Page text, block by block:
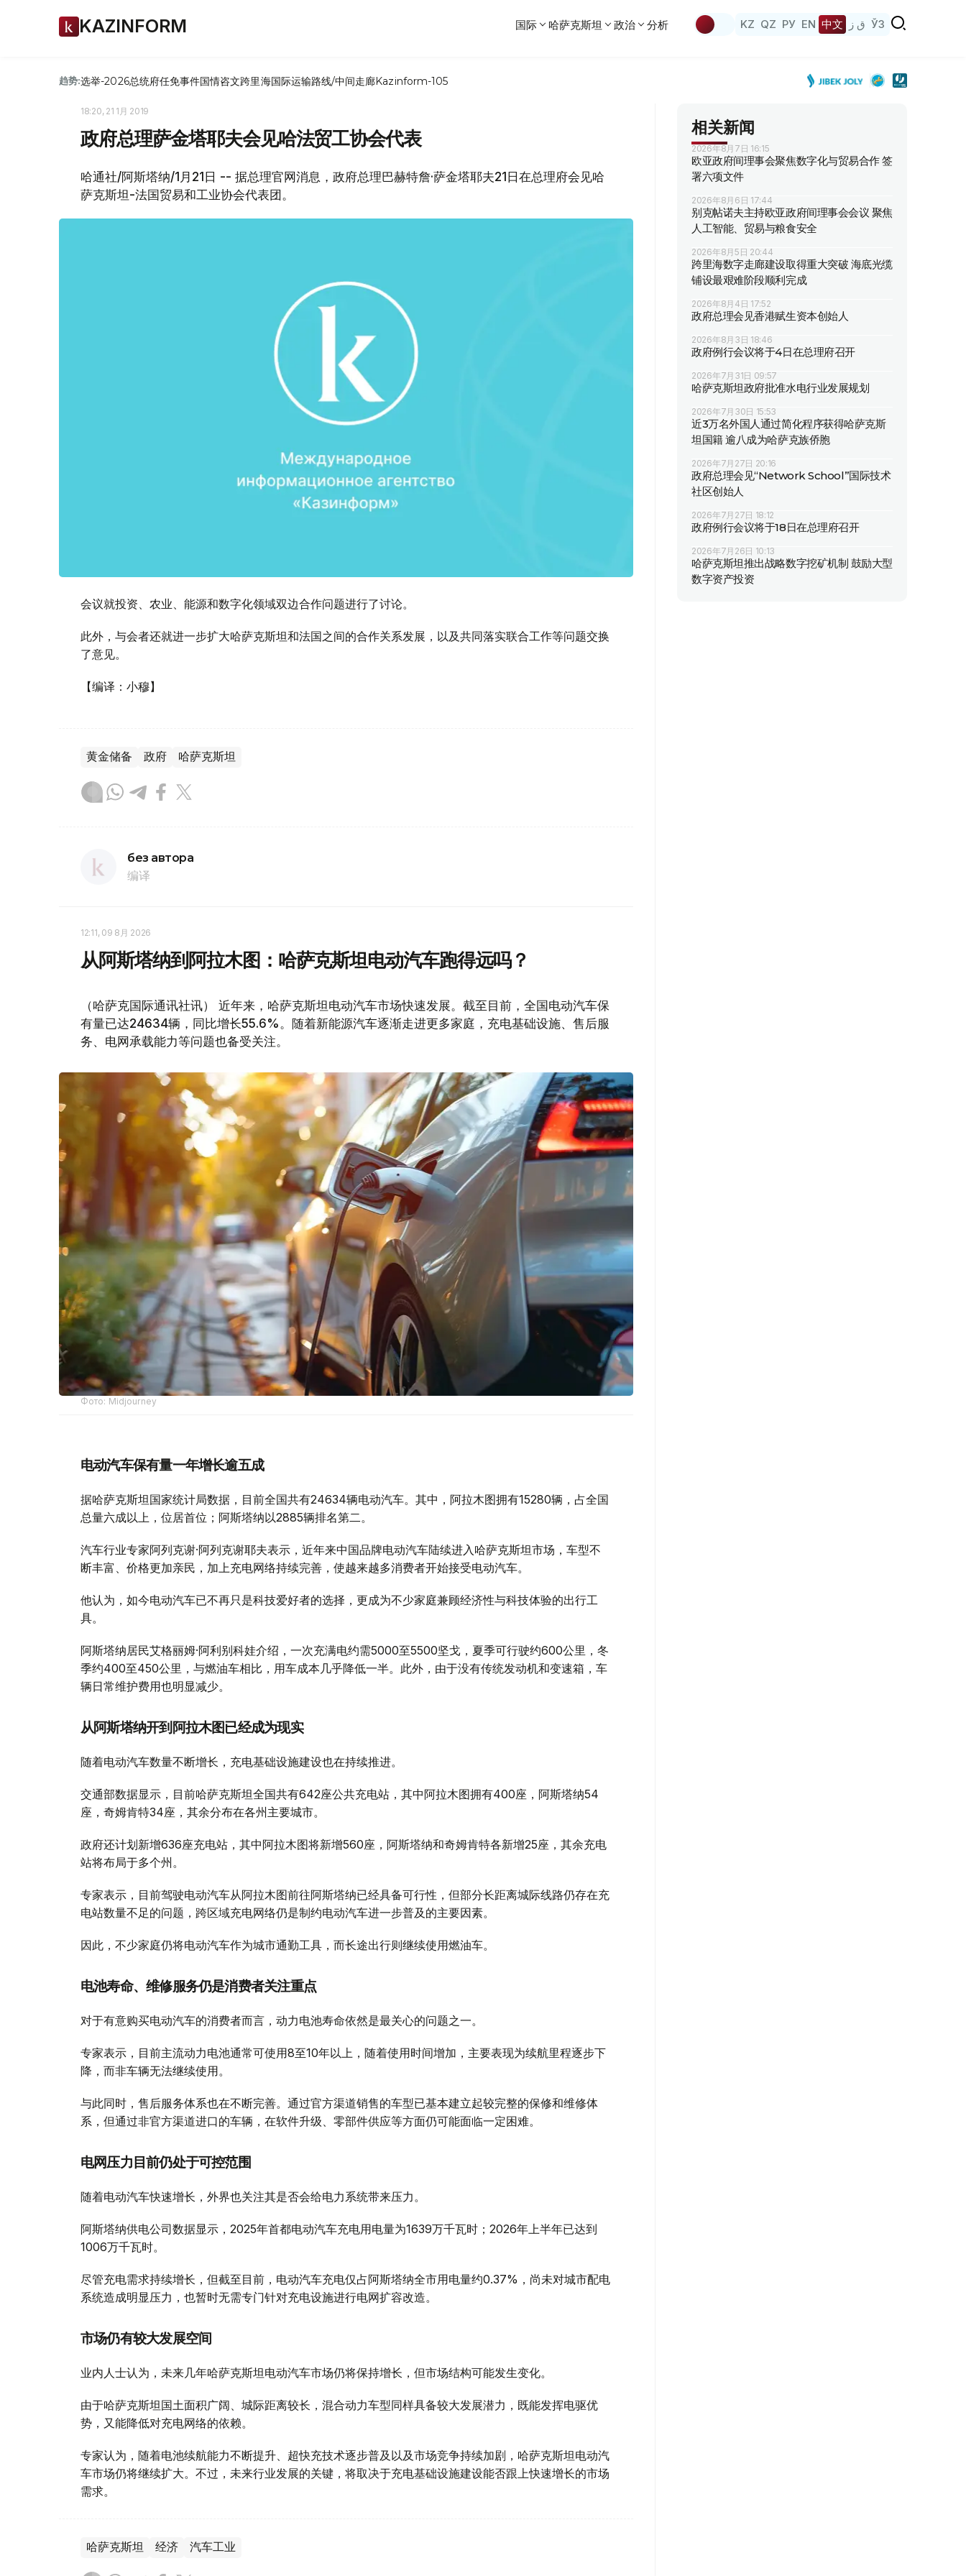
KAZINFORM 国际 哈萨克斯坦 政治 分析 KZ QZ РУ EN 中文 ق ز ЎЗ
趋势:选举-2026总统府任免事件国情咨文跨里海国际运输路线/中间走廊Kazinform-105
18:20, 21 1月 2019
政府总理萨金塔耶夫会见哈法贸工协会代表
哈通社/阿斯塔纳/1月21日 -- 据总理官网消息，政府总理巴赫特詹·萨金塔耶夫21日在总理府会见哈
萨克斯坦-法国贸易和工业协会代表团。
会议就投资、农业、能源和数字化领域双边合作问题进行了讨论。
此外，与会者还就进一步扩大哈萨克斯坦和法国之间的合作关系发展，以及共同落实联合工作等问题交换
了意见。
【编译：小穆】
黄金储备 政府 哈萨克斯坦
без автора
编译
12:11, 09 8月 2026
从阿斯塔纳到阿拉木图：哈萨克斯坦电动汽车跑得远吗？
（哈萨克国际通讯社讯） 近年来，哈萨克斯坦电动汽车市场快速发展。截至目前，全国电动汽车保
有量已达24634辆，同比增长55.6%。随着新能源汽车逐渐走进更多家庭，充电基础设施、售后服
务、电网承载能力等问题也备受关注。
Фото: Midjourney
电动汽车保有量一年增长逾五成
据哈萨克斯坦国家统计局数据，目前全国共有24634辆电动汽车。其中，阿拉木图拥有15280辆，占全国
总量六成以上，位居首位；阿斯塔纳以2885辆排名第二。
汽车行业专家阿列克谢·阿列克谢耶夫表示，近年来中国品牌电动汽车陆续进入哈萨克斯坦市场，车型不
断丰富、价格更加亲民，加上充电网络持续完善，使越来越多消费者开始接受电动汽车。
他认为，如今电动汽车已不再只是科技爱好者的选择，更成为不少家庭兼顾经济性与科技体验的出行工
具。
阿斯塔纳居民艾格丽姆·阿利别科娃介绍，一次充满电约需5000至5500坚戈，夏季可行驶约600公里，冬
季约400至450公里，与燃油车相比，用车成本几乎降低一半。此外，由于没有传统发动机和变速箱，车
辆日常维护费用也明显减少。
从阿斯塔纳开到阿拉木图已经成为现实
随着电动汽车数量不断增长，充电基础设施建设也在持续推进。
交通部数据显示，目前哈萨克斯坦全国共有642座公共充电站，其中阿拉木图拥有400座，阿斯塔纳54
座，奇姆肯特34座，其余分布在各州主要城市。
政府还计划新增636座充电站，其中阿拉木图将新增560座，阿斯塔纳和奇姆肯特各新增25座，其余充电
站将布局于多个州。
专家表示，目前驾驶电动汽车从阿拉木图前往阿斯塔纳已经具备可行性，但部分长距离城际线路仍存在充
电站数量不足的问题，跨区域充电网络仍是制约电动汽车进一步普及的主要因素。
因此，不少家庭仍将电动汽车作为城市通勤工具，而长途出行则继续使用燃油车。
电池寿命、维修服务仍是消费者关注重点
对于有意购买电动汽车的消费者而言，动力电池寿命依然是最关心的问题之一。
专家表示，目前主流动力电池通常可使用8至10年以上，随着使用时间增加，主要表现为续航里程逐步下
降，而非车辆无法继续使用。
与此同时，售后服务体系也在不断完善。通过官方渠道销售的车型已基本建立起较完整的保修和维修体
系，但通过非官方渠道进口的车辆，在软件升级、零部件供应等方面仍可能面临一定困难。
电网压力目前仍处于可控范围
随着电动汽车快速增长，外界也关注其是否会给电力系统带来压力。
阿斯塔纳供电公司数据显示，2025年首都电动汽车充电用电量为1639万千瓦时；2026年上半年已达到
1006万千瓦时。
尽管充电需求持续增长，但截至目前，电动汽车充电仅占阿斯塔纳全市用电量约0.37%，尚未对城市配电
系统造成明显压力，也暂时无需专门针对充电设施进行电网扩容改造。
市场仍有较大发展空间
业内人士认为，未来几年哈萨克斯坦电动汽车市场仍将保持增长，但市场结构可能发生变化。
由于哈萨克斯坦国土面积广阔、城际距离较长，混合动力车型同样具备较大发展潜力，既能发挥电驱优
势，又能降低对充电网络的依赖。
专家认为，随着电池续航能力不断提升、超快充技术逐步普及以及市场竞争持续加剧，哈萨克斯坦电动汽
车市场仍将继续扩大。不过，未来行业发展的关键，将取决于充电基础设施建设能否跟上快速增长的市场
需求。
哈萨克斯坦 经济 汽车工业
相关新闻
2026年8月7日 16:15
欧亚政府间理事会聚焦数字化与贸易合作 签
署六项文件
2026年8月6日 17:44
别克帖诺夫主持欧亚政府间理事会会议 聚焦
人工智能、贸易与粮食安全
2026年8月5日 20:44
跨里海数字走廊建设取得重大突破 海底光缆
铺设最艰难阶段顺利完成
2026年8月4日 17:52
政府总理会见香港赋生资本创始人
2026年8月3日 18:46
政府例行会议将于4日在总理府召开
2026年7月31日 09:57
哈萨克斯坦政府批准水电行业发展规划
2026年7月30日 15:53
近3万名外国人通过简化程序获得哈萨克斯
坦国籍 逾八成为哈萨克族侨胞
2026年7月27日 20:16
政府总理会见“Network School”国际技术
社区创始人
2026年7月27日 18:12
政府例行会议将于18日在总理府召开
2026年7月26日 10:13
哈萨克斯坦推出战略数字挖矿机制 鼓励大型
数字资产投资